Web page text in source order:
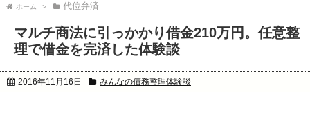
ホーム > 代位弁済
マルチ商法に引っかかり借金210万円。任意整
理で借金を完済した体験談
2016年11月16日 みんなの債務整理体験談